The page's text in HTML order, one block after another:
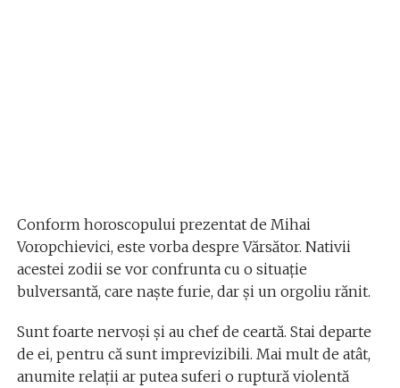
Conform horoscopului prezentat de Mihai
Voropchievici, este vorba despre Vărsător. Nativii
acestei zodii se vor confrunta cu o situație
bulversantă, care naște furie, dar și un orgoliu rănit.
Sunt foarte nervoși și au chef de ceartă. Stai departe
de ei, pentru că sunt imprevizibili. Mai mult de atât,
anumite relații ar putea suferi o ruptură violentă